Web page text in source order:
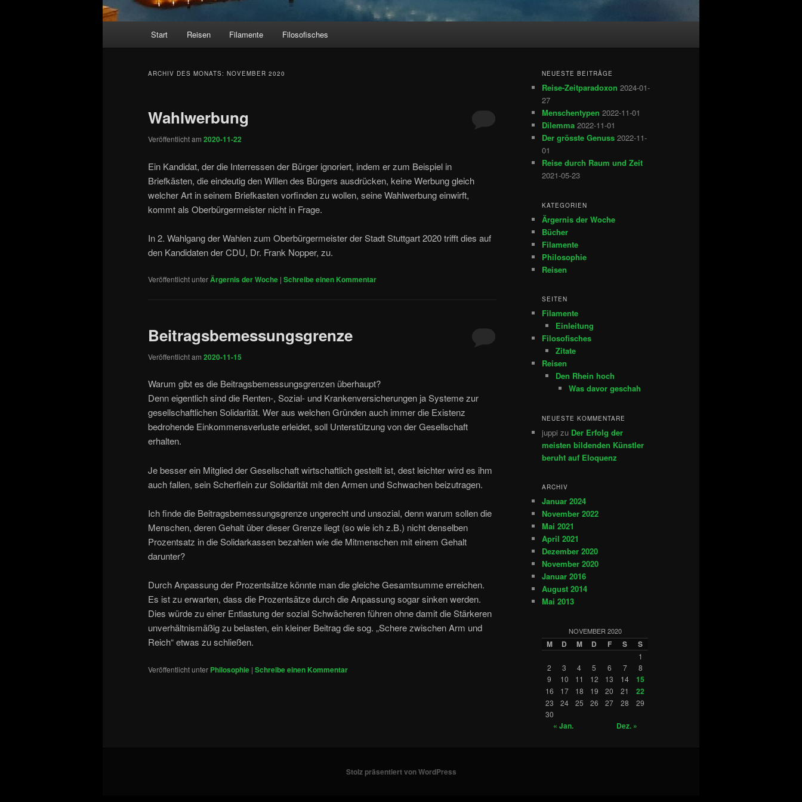
Start Reisen Filamente Filosofisches
ARCHIV DES MONATS: NOVEMBER 2020
Wahlwerbung
Veröffentlicht am 2020-11-22
Ein Kandidat, der die Interressen der Bürger ignoriert, indem er zum Beispiel in
Briefkästen, die eindeutig den Willen des Bürgers ausdrücken, keine Werbung gleich
welcher Art in seinem Briefkasten vorfinden zu wollen, seine Wahlwerbung einwirft,
kommt als Oberbürgermeister nicht in Frage.
In 2. Wahlgang der Wahlen zum Oberbürgermeister der Stadt Stuttgart 2020 trifft dies auf
den Kandidaten der CDU, Dr. Frank Nopper, zu.
Veröffentlicht unterÄrgernis der Woche | Schreibe einen Kommentar
Beitragsbemessungsgrenze
Veröffentlicht am 2020-11-15
Warum gibt es die Beitragsbemessungsgrenzen überhaupt?
Denn eigentlich sind die Renten-, Sozial- und Krankenversicherungen ja Systeme zur
gesellschaftlichen Solidarität. Wer aus welchen Gründen auch immer die Existenz
bedrohende Einkommensverluste erleidet, soll Unterstützung von der Gesellschaft
erhalten.
Je besser ein Mitglied der Gesellschaft wirtschaftlich gestellt ist, dest leichter wird es ihm
auch fallen, sein Scherflein zur Solidarität mit den Armen und Schwachen beizutragen.
Ich finde die Beitragsbemessungsgrenze ungerecht und unsozial, denn warum sollen die
Menschen, deren Gehalt über dieser Grenze liegt (so wie ich z.B.) nicht denselben
Prozentsatz in die Solidarkassen bezahlen wie die Mitmenschen mit einem Gehalt
darunter?
Durch Anpassung der Prozentsätze könnte man die gleiche Gesamtsumme erreichen.
Es ist zu erwarten, dass die Prozentsätze durch die Anpassung sogar sinken werden.
Dies würde zu einer Entlastung der sozial Schwächeren führen ohne damit die Stärkeren
unverhältnismäßig zu belasten, ein kleiner Beitrag die sog. „Schere zwischen Arm und
Reich“ etwas zu schließen.
Veröffentlicht unter Philosophie | Schreibe einen Kommentar
NEUESTE BEITRÄGE
Reise-Zeitparadoxon 2024-01-
27
Menschentypen 2022-11-01
Dilemma 2022-11-01
Der grösste Genuss 2022-11-
01
Reise durch Raum und Zeit
2021-05-23
KATEGORIEN
Ärgernis der Woche
Bücher
Filamente
Philosophie
Reisen
SEITEN
Filamente
Einleitung
Filosofisches
Zitate
Reisen
Den Rhein hoch
Was davor geschah
NEUESTE KOMMENTARE
juppi zu Der Erfolg der
meisten bildenden Künstler
beruht auf Eloquenz
ARCHIV
Januar 2024
November 2022
Mai 2021
April 2021
Dezember 2020
November 2020
Januar 2016
August 2014
Mai 2013
NOVEMBER 2020
M D M D F S S
1
2
3 4 5 6 7
8
9
10 11 12 13 14 15
16 17 18 19 20 21 22
23 24 25 26 27 28
29
30
« Jan. Dez. »
Stolz präsentiert von WordPress